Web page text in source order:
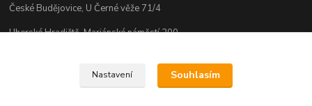
České Budějovice, U Černé věže 71/4
Uherské Hradiště, Mariánské náměstí 200
Nastavení Souhlasím